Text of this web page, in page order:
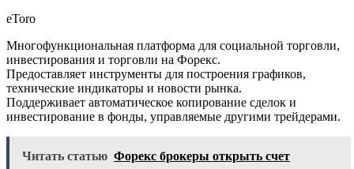
eToro
Многофункциональная платформа для социальной торговли,
инвестирования и торговли на Форекс.
Предоставляет инструменты для построения графиков,
технические индикаторы и новости рынка.
Поддерживает автоматическое копирование сделок и
инвестирование в фонды, управляемые другими трейдерами.
Читать статью Форекс брокеры открыть счет